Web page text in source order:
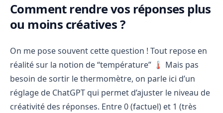
Comment rendre vos réponses plus
ou moins créatives ?
On me pose souvent cette question ! Tout repose en
réalité sur la notion de “température” 🌡️ Mais pas
besoin de sortir le thermomètre, on parle ici d’un
réglage de ChatGPT qui permet d’ajuster le niveau de
créativité des réponses. Entre 0 (factuel) et 1 (très